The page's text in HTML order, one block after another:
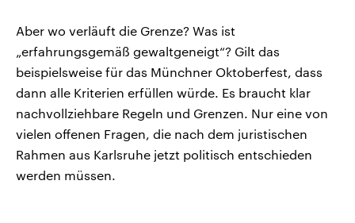
Aber wo verläuft die Grenze? Was ist
„erfahrungsgemäß gewaltgeneigt“? Gilt das
beispielsweise für das Münchner Oktoberfest, dass
dann alle Kriterien erfüllen würde. Es braucht klar
nachvollziehbare Regeln und Grenzen. Nur eine von
vielen offenen Fragen, die nach dem juristischen
Rahmen aus Karlsruhe jetzt politisch entschieden
werden müssen.